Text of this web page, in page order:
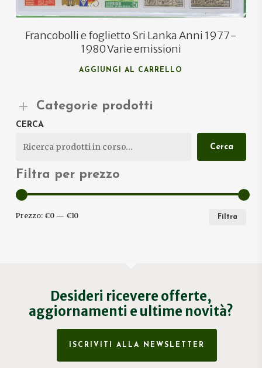
Francobolli e foglietto Sri Lanka Anni 1977-
1980 Varie emissioni
AGGIUNGI AL CARRELLO
Categorie prodotti
CERCA
Cerca
Filtra per prezzo
Filtra
Prezzo: €0— €10
Desideri ricevere offerte,
aggiornamenti e ultime novità?
ISCRIVITI ALLA NEWSLETTER